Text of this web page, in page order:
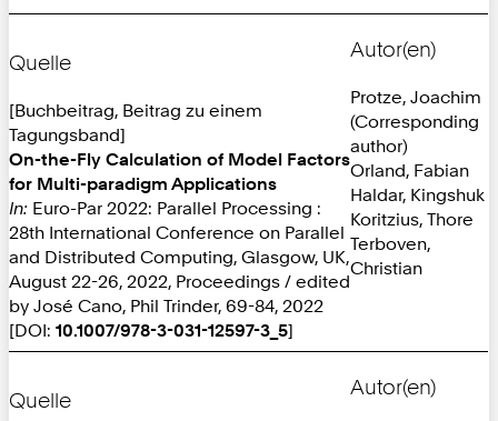
Quelle
[Buchbeitrag, Beitrag zu einem
Tagungsband]
On-the-Fly Calculation of Model Factors
for Multi-paradigm Applications
In: Euro-Par 2022: Parallel Processing :
28th International Conference on Parallel
and Distributed Computing, Glasgow, UK,
August 22-26, 2022, Proceedings / edited
by José Cano, Phil Trinder, 69-84, 2022
[DOI: 10.1007/978-3-031-12597-3_5]
Autor(en)
Protze, Joachim
(Corresponding
author)
Orland, Fabian
Haldar, Kingshuk
Koritzius, Thore
Terboven,
Christian
Quelle
Autor(en)